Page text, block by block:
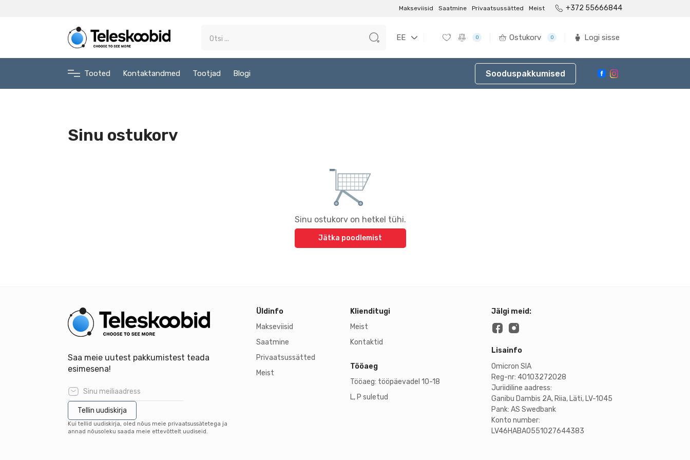
Makseviisid Saatmine Privaatsussätted Meist +372 55666844
EE 0 Ostukorv 0 Logi sisse
Tooted Kontaktandmed Tootjad Blogi Sooduspakkumised
Sinu ostukorv
Sinu ostukorv on hetkel tühi.
Jätka poodlemist
Saa meie uutest pakkumistest teada
esimesena!
Tellin uudiskirja
Kui tellid uudiskirja, oled nõus meie privaatsussätetega ja
annad nõusoleku saada meie ettevõttelt uudiseid.
Üldinfo
Makseviisid
Saatmine
Privaatsussätted
Meist
Klienditugi
Meist
Kontaktid
Tööaeg
Tööaeg: tööpäevadel 10-18
L, P suletud
Jälgi meid:
Lisainfo
Omicron SIA
Reg-nr: 40103272028
Juriidiline aadress:
Ganibu Dambis 2A, Riia, Läti, LV-1045
Pank: AS Swedbank
Konto number:
LV46HABA0551027644383